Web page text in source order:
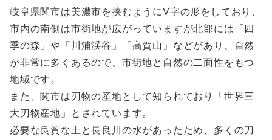
岐阜県関市は美濃市を挟むようにV字の形をしており、
市内の南側は市街地が広がっていますが北部には「四
季の森」や「川浦渓谷」「高賀山」などがあり、自然
が非常に多くあるので、市街地と自然の二面性をもつ
地域です。
また、関市は刃物の産地として知られており「世界三
大刃物産地」とされています。
必要な良質な土と長良川の水があったため、多くの刀